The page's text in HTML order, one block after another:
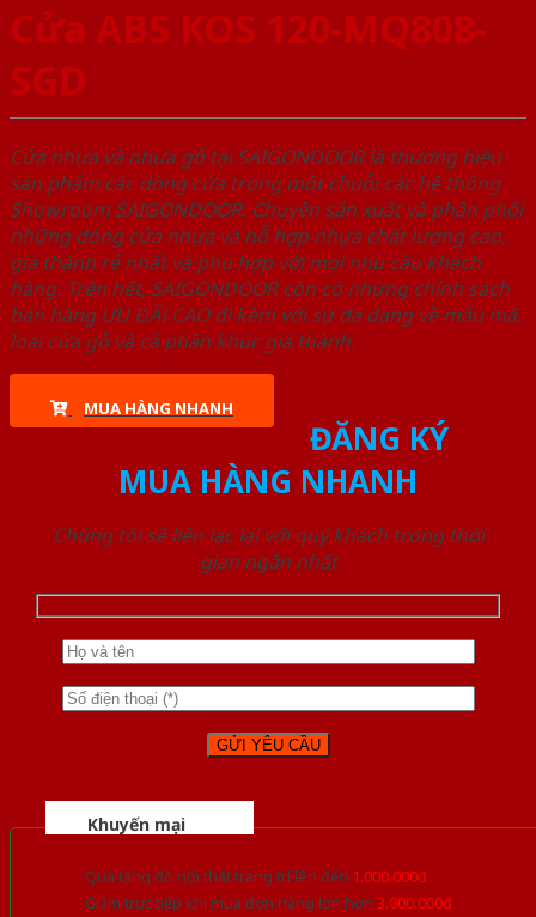
Cửa ABS KOS 120-MQ808-
SGD
Cửa nhựa và nhựa gỗ tại SAIGONDOOR là thương hiệu
sản phẩm các dòng cửa trong một chuỗi các hệ thống
Showroom SAIGONDOOR. Chuyên sản xuất và phân phối
những dòng cửa nhựa và hỗ hợp nhựa chất lượng cao,
giá thành rẻ nhất và phù hợp với mọi nhu cầu khách
hàng. Trên hết, SAIGONDOOR còn có những chính sách
bán hàng ƯU ĐÃI CAO đi kèm với sự đa dạng về mẫu mã,
loại cửa gỗ và cả phân khúc giá thành.
MUA HÀNG NHANH
ĐĂNG KÝ
MUA HÀNG NHANH
Chúng tôi sẽ liên lạc lại với quý khách trong thời
gian ngắn nhất
Khuyến mại
Quà tặng đồ nội thất trang trí lên đến 1.000.000đ
Giảm trực tiếp khi mua đơn hàng lớn hơn 3.000.000đ